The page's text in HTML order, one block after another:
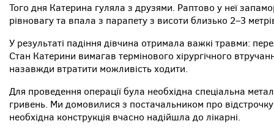
Того дня Катерина гуляла з друзями. Раптово у неї
рівновагу та впала з парапету з висоти близько 2–3
У результаті падіння дівчина отримала важкі травми:
Стан Катерини вимагав термінового хірургічного
назавжди втратити можливість ходити.
Для проведення операції була необхідна спеціальна
гривень. Ми домовилися з постачальником про
необхідна конструкція вчасно надійшла до лікарні.